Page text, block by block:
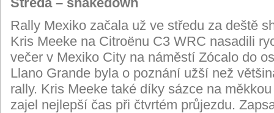
Rally Mexiko začala už ve středu za deště
Kris Meeke na Citroënu C3 WRC nasadili
večer v Mexiko City na náměstí Zócalo do
Llano Grande byla o poznání užší než
rally. Kris Meeke také díky sázce na
zajel nejlepší čas při čtvrtém průjezdu.